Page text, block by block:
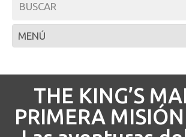
THE KING’S
PRIMERA